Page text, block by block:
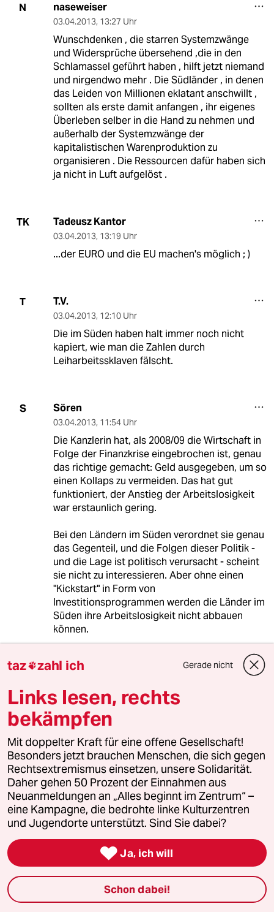
N naseweiser
03.04.2013, 13:27 Uhr
Wunschdenken , die starren Systemzwänge
und Widersprüche übersehend ,die in den
Schlamassel geführt haben , hilft jetzt niemand
und nirgendwo mehr . Die Südländer , in denen
das Leiden von Millionen eklatant anschwillt ,
sollten als erste damit anfangen , ihr eigenes
Überleben selber in die Hand zu nehmen und
außerhalb der Systemzwänge der
kapitalistischen Warenproduktion zu
organisieren . Die Ressourcen dafür haben sich
ja nicht in Luft aufgelöst .
TK Tadeusz Kantor
03.04.2013, 13:19 Uhr
...der EURO und die EU machen's möglich ; )
T T.V.
03.04.2013, 12:10 Uhr
Die im Süden haben halt immer noch nicht
kapiert, wie man die Zahlen durch
Leiharbeitssklaven fälscht.
S Sören
03.04.2013, 11:54 Uhr
Die Kanzlerin hat, als 2008/09 die Wirtschaft in
Folge der Finanzkrise eingebrochen ist, genau
das richtige gemacht: Geld ausgegeben, um so
einen Kollaps zu vermeiden. Das hat gut
funktioniert, der Anstieg der Arbeitslosigkeit
war erstaunlich gering.
Bei den Ländern im Süden verordnet sie genau
das Gegenteil, und die Folgen dieser Politik -
und die Lage ist politisch verursacht - scheint
sie nicht zu interessieren. Aber ohne einen
"Kickstart" in Form von
Investitionsprogrammen werden die Länder im
Süden ihre Arbeitslosigkeit nicht abbauen
können.
Mitgefühl mit dem Süden wird Deutschland
Kanzlerin isoliert uns, aber die Folgen dieser
Politik werden nachfolgende Regierungen zu
tragen haben - und die Menschen in
Deutschland.
Deutschland hatte sich ein positives "Image"
erarbeitet, aber jetzt kehrt die Vorstellung vom
"ugly german" mit Macht zurück. Wer glaubt,
dass das in einer Welt, die immer weiter
zusammenwächst, folgenlos bleiben kann, ist
weltfremd und ahnungslos.
PA Peter A. Weber
11:39 Uhr
taz zahl ich Gerade nicht
Links lesen, rechts
bekämpfen
Mit doppelter Kraft für eine offene Gesellschaft!
Besonders jetzt brauchen Menschen, die sich gegen
Rechtsextremismus einsetzen, unsere Solidarität.
Daher gehen 50 Prozent der Einnahmen aus
Neuanmeldungen an „Alles beginnt im Zentrum“ –
eine Kampagne, die bedrohte linke Kulturzentren
und Jugendorte unterstützt. Sind Sie dabei?
 Ja, ich will
Schon dabei!